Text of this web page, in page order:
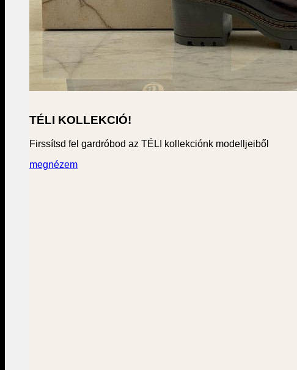
TÉLI KOLLEKCIÓ!
Firssítsd fel gardróbod az TÉLI kollekciónk modelljeiből
megnézem